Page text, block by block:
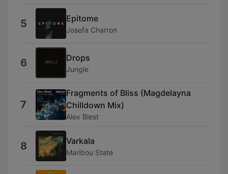
5 Epitome
Josefa Charron
6 Drops
Jungle
7
Fragments of Bliss (Magdelayna
Chilldown Mix)
Alex Blest
8 Varkala
Maribou State